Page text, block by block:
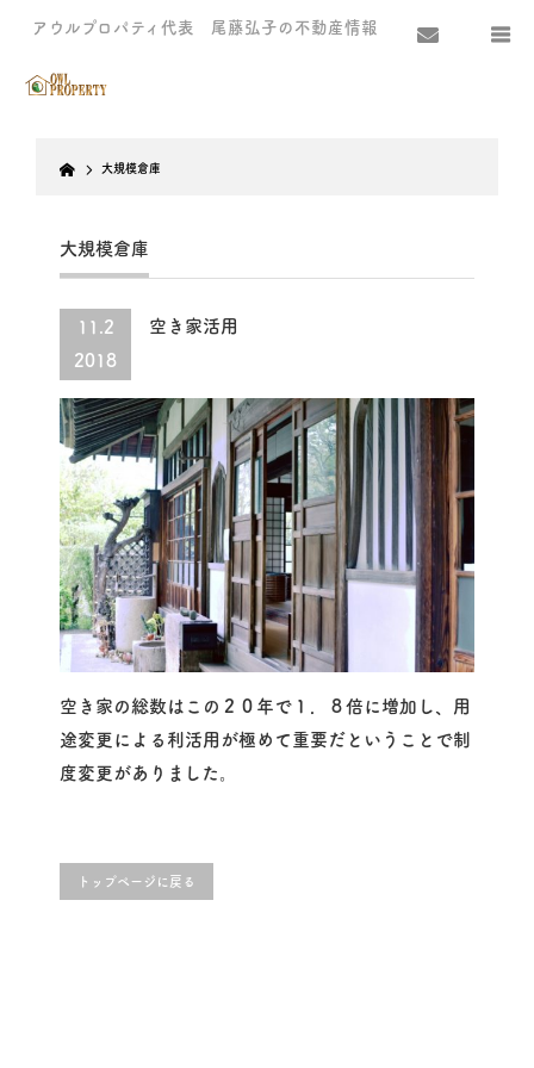
アウルプロパティ代表 尾藤弘子の不動産情報
Home大規模倉庫
大規模倉庫
11.2
2018
空き家活用
空き家の総数はこの２０年で１．８倍に増加し、用
途変更による利活用が極めて重要だということで制
度変更がありました。
トップページに戻る